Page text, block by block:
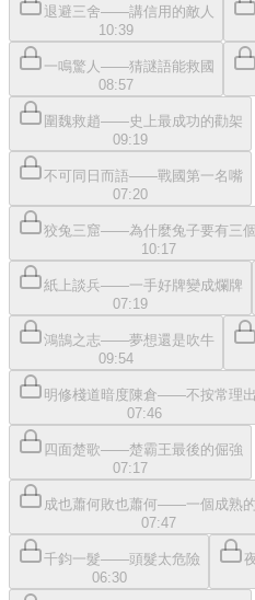
退避三舍——講信用的敵人
10:39
一鳴驚人——猜謎語能救國
08:57
圍魏救趙——史上最成功的勸架
09:19
不可同日而語——戰國第一名嘴
07:20
狡兔三窟——為什麼兔子要有三
10:17
紙上談兵——一手好牌變成爛牌
07:19
鴻鵠之志——夢想還是吹牛
09:54
明修棧道暗度陳倉——不按常理
07:46
四面楚歌——楚霸王最後的倔強
07:17
成也蕭何敗也蕭何——一個成熟
07:47
千鈞一髮——頭髮太危險
06:30